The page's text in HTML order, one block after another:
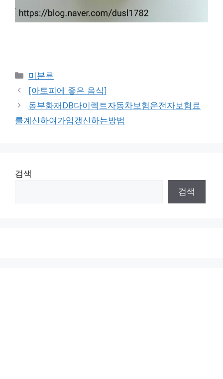
Categories
미분류
[아토피에 좋은 음식]
동부화재DB다이렉트자동차보험운전자보험료
를계산하여가입갱신하는방법
검색
검색